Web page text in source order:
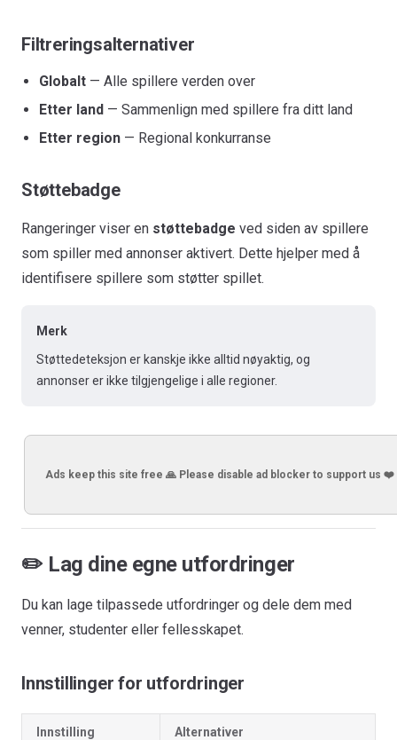
Filtreringsalternativer
Globalt — Alle spillere verden over
Etter land — Sammenlign med spillere fra ditt land
Etter region — Regional konkurranse
Støttebadge
Rangeringer viser en støttebadge ved siden av spillere
som spiller med annonser aktivert. Dette hjelper med å
identifisere spillere som støtter spillet.
Merk
Støttedeteksjon er kanskje ikke alltid nøyaktig, og
annonser er ikke tilgjengelige i alle regioner.
Ads keep this site free 🙏 Please disable ad blocker to support us ❤️
✏️ Lag dine egne utfordringer
Du kan lage tilpassede utfordringer og dele dem med
venner, studenter eller fellesskapet.
Innstillinger for utfordringer
Innstilling Alternativer